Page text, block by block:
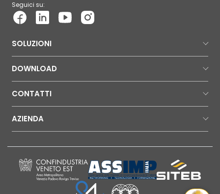
Seguici su:
SOLUZIONI
DOWNLOAD
CONTATTI
AZIENDA